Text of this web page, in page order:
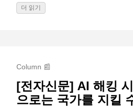
더 읽기
Column 📰
[전자신문] AI 해킹
으로는 국가를 지킬